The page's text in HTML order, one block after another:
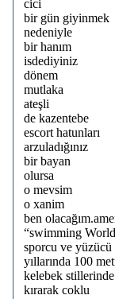
cici
bir gün giyinmek
nedeniyle
bir hanım
isdediyiniz
dönem
mutlaka
ateşli
de kazentebe
escort hatunları
arzuladığınız
bir bayan
olursa
o mevsim
o xanim
ben
“swimming
sporcu ve
yıllarında 100
kelebek
kırarak coklu